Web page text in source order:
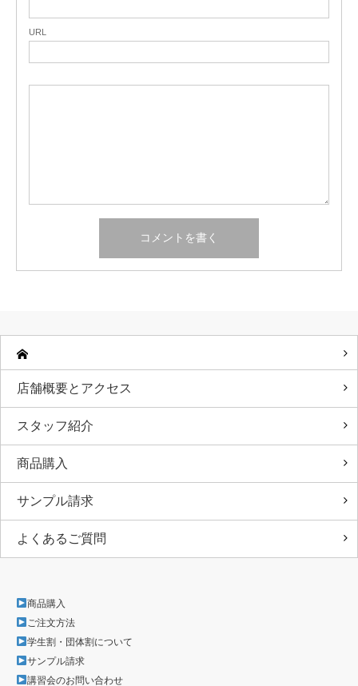
URL
店舗概要とアクセス
スタッフ紹介
商品購入
サンプル請求
よくあるご質問
商品購入
ご注文方法
学生割・団体割について
サンプル請求
講習会のお問い合わせ